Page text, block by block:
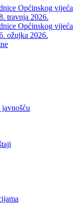
Općinskog vijeća
travnja 2026.
Općinskog vijeća
ožujka 2026.
javnošću